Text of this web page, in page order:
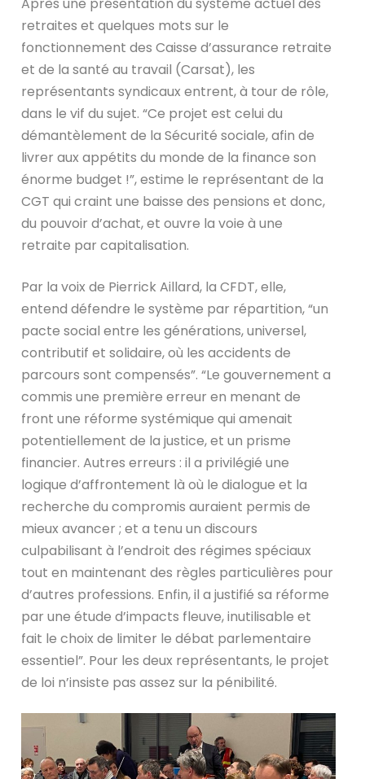
retraites et quelques mots sur le
fonctionnement des Caisse d’assurance retraite
et de la santé au travail (Carsat), les
représentants syndicaux entrent, à tour de rôle,
dans le vif du sujet. “Ce projet est celui du
démantèlement de la Sécurité sociale, afin de
livrer aux appétits du monde de la finance son
énorme budget !”, estime le représentant de la
CGT qui craint une baisse des pensions et donc,
du pouvoir d’achat, et ouvre la voie à une
retraite par capitalisation.
Par la voix de Pierrick Aillard, la CFDT, elle,
entend défendre le système par répartition, “un
pacte social entre les générations, universel,
contributif et solidaire, où les accidents de
parcours sont compensés”. “Le gouvernement a
commis une première erreur en menant de
front une réforme systémique qui amenait
potentiellement de la justice, et un prisme
financier. Autres erreurs : il a privilégié une
logique d’affrontement là où le dialogue et la
recherche du compromis auraient permis de
mieux avancer ; et a tenu un discours
culpabilisant à l’endroit des régimes spéciaux
tout en maintenant des règles particulières pour
d’autres professions. Enfin, il a justifié sa réforme
par une étude d’impacts fleuve, inutilisable et
fait le choix de limiter le débat parlementaire
essentiel”. Pour les deux représentants, le projet
de loi n’insiste pas assez sur la pénibilité.